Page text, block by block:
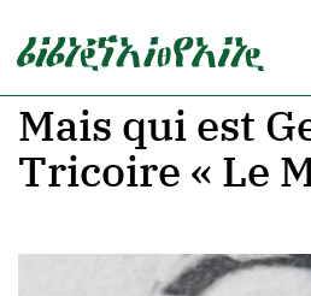
Mais qui est
Tricoire « Le